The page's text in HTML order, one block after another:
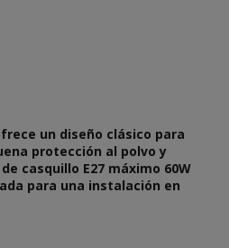
un diseño clásico para
protección al polvo y
casquillo E27 máximo 60W
para una instalación en